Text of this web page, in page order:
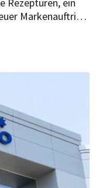
Markenauftritt
größten Relaunch
neu